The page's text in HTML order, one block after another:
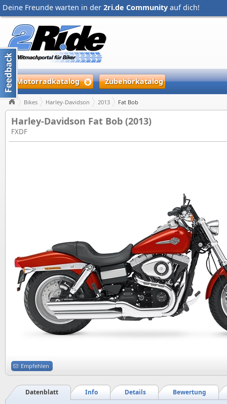
Deine Freunde warten in der 2ri.de Community auf dich!
Motorradkatalog Zubehörkatalog
Bikes Harley-Davidson 2013 Fat Bob
Harley-Davidson Fat Bob (2013)
FXDF
Empfehlen
Bewertung
Details
Info
Datenblatt